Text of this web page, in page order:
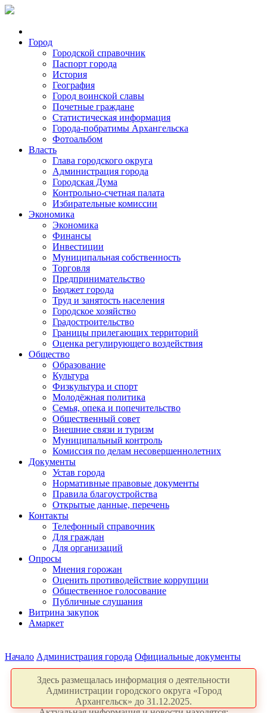
Город
Городской справочник
Паспорт города
История
География
Город воинской славы
Почетные граждане
Статистическая информация
Города-побратимы Архангельска
Фотоальбом
Власть
Глава городского округа
Администрация города
Городская Дума
Контрольно-счетная палата
Избирательные комиссии
Экономика
Экономика
Финансы
Инвестиции
Муниципальная собственность
Торговля
Предпринимательство
Бюджет города
Труд и занятость населения
Городское хозяйство
Градостроительство
Границы прилегающих территорий
Оценка регулирующего воздействия
Общество
Образование
Культура
Физкультура и спорт
Молодёжная политика
Семья, опека и попечительство
Общественный совет
Внешние связи и туризм
Муниципальный контроль
Комиссия по делам несовершеннолетних
Документы
Устав города
Нормативные правовые документы
Правила благоустройства
Открытые данные, перечень
Контакты
Телефонный справочник
Для граждан
Для организаций
Опросы
Мнения горожан
Оценить противодействие коррупции
Общественное голосование
Публичные слушания
Витрина закупок
Амаркет
Начало Администрация города Официальные документы
Здесь размещалась информация о деятельности
Администрации городского округа «Город
Архангельск» до 31.12.2025.